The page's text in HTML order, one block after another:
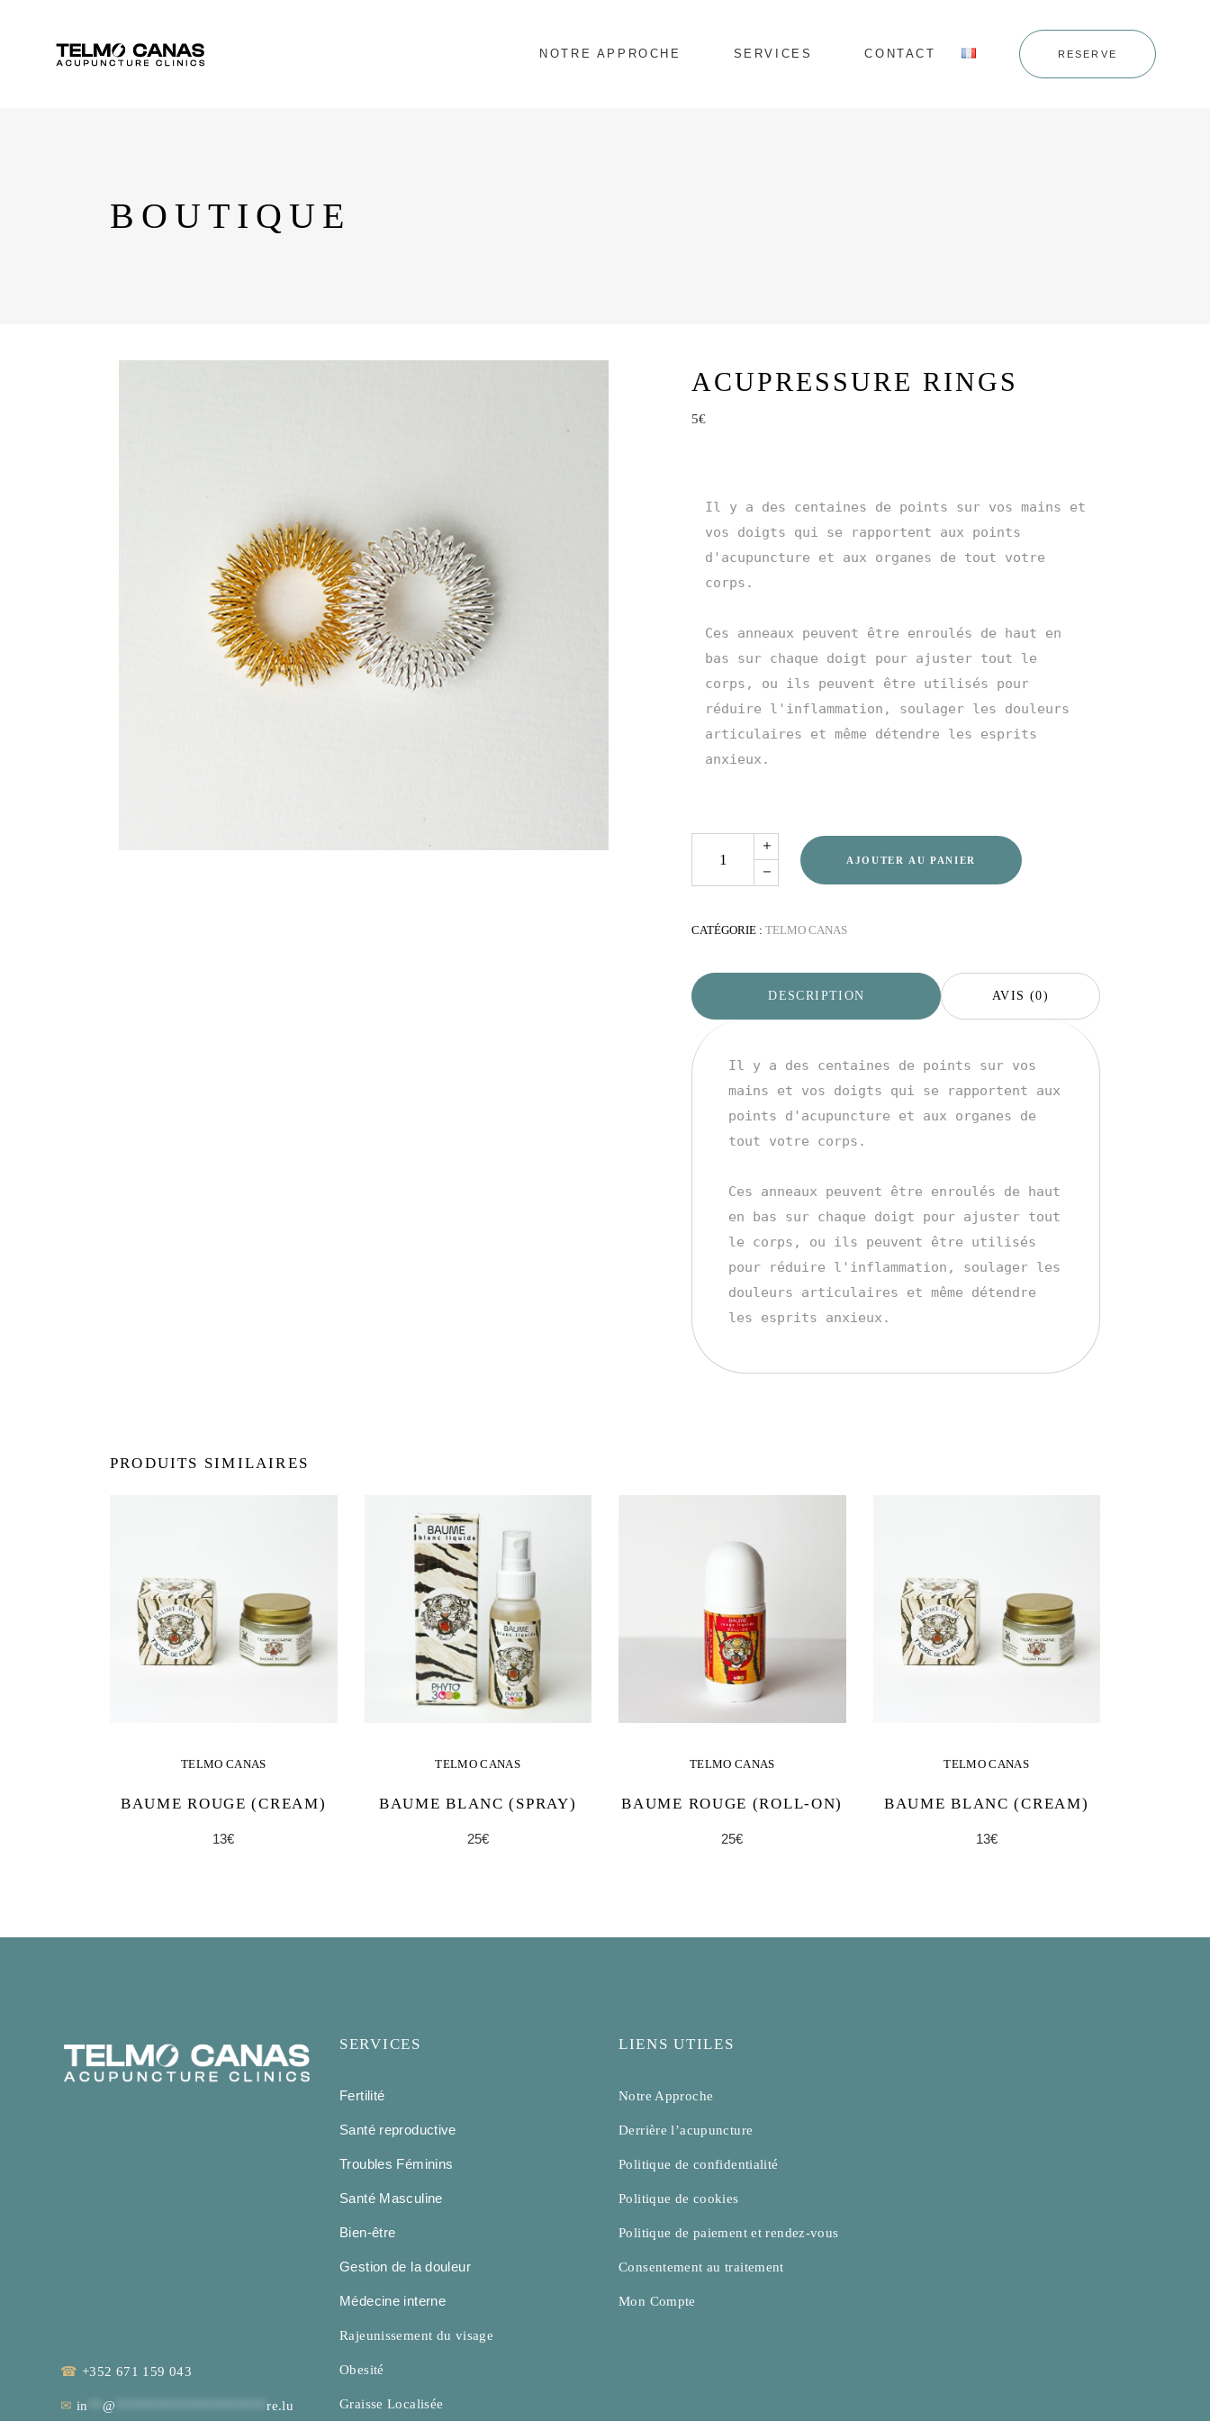
NOTRE APPROCHE SERVICES CONTACT RESERVE
BOUTIQUE
ACUPRESSURE RINGS
5€
Il y a des centaines de points sur vos mains et
vos doigts qui se rapportent aux points
d'acupuncture et aux organes de tout votre
corps.
Ces anneaux peuvent être enroulés de haut en
bas sur chaque doigt pour ajuster tout le
corps, ou ils peuvent être utilisés pour
réduire l'inflammation, soulager les douleurs
articulaires et même détendre les esprits
anxieux.
AJOUTER AU PANIER
CATÉGORIE : TELMO CANAS
DESCRIPTION AVIS (0)
Il y a des centaines de points sur vos
mains et vos doigts qui se rapportent aux
points d'acupuncture et aux organes de
tout votre corps.
Ces anneaux peuvent être enroulés de haut
en bas sur chaque doigt pour ajuster tout
le corps, ou ils peuvent être utilisés
pour réduire l'inflammation, soulager les
douleurs articulaires et même détendre
les esprits anxieux.
PRODUITS SIMILAIRES
TELMO CANAS
BAUME ROUGE (CREAM)
13€
TELMO CANAS
BAUME BLANC (SPRAY)
25€
TELMO CANAS
BAUME ROUGE (ROLL-ON)
25€
TELMO CANAS
BAUME BLANC (CREAM)
13€
☎ +352 671 159 043
✉ in **@ ********************re.lu
SERVICES
Fertilité
Santé reproductive
Troubles Féminins
Santé Masculine
Bien-être
Gestion de la douleur
Médecine interne
Rajeunissement du visage
Obesité
Graisse Localisée
LIENS UTILES
Notre Approche
Derrière l’acupuncture
Politique de confidentialité
Politique de cookies
Politique de paiement et rendez-vous
Consentement au traitement
Mon Compte